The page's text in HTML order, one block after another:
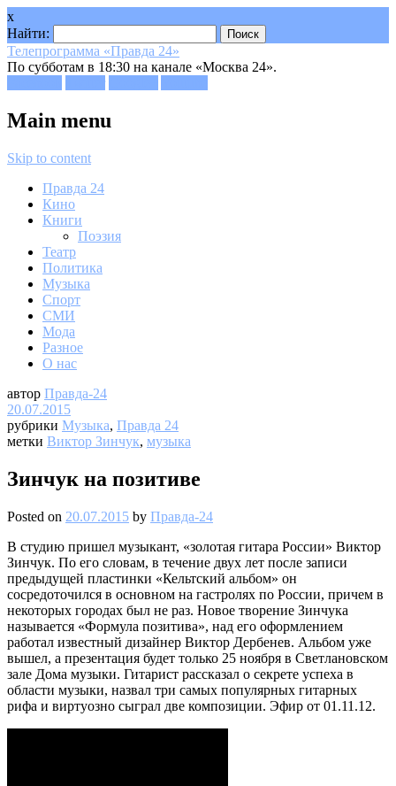
x
Найти:
Телепрограмма «Правда 24»
По субботам в 18:30 на канале «Москва 24».
Main menu
Skip to content
Правда 24
Кино
Книги
Поэзия
Театр
Политика
Музыка
Спорт
СМИ
Мода
Разное
О нас
автор Правда-24
20.07.2015
рубрики Музыка, Правда 24
метки Виктор Зинчук, музыка
Зинчук на позитиве
Posted on 20.07.2015 by Правда-24
В студию пришел музыкант, «золотая гитара России» Виктор
Зинчук. По его словам, в течение двух лет после записи
предыдущей пластинки «Кельтский альбом» он
сосредоточился в основном на гастролях по России, причем в
некоторых городах был не раз. Новое творение Зинчука
называется «Формула позитива», над его оформлением
работал известный дизайнер Виктор Дербенев. Альбом уже
вышел, а презентация будет только 25 ноября в Светлановском
зале Дома музыки. Гитарист рассказал о секрете успеха в
области музыки, назвал три самых популярных гитарных
рифа и виртуозно сыграл две композиции. Эфир от 01.11.12.